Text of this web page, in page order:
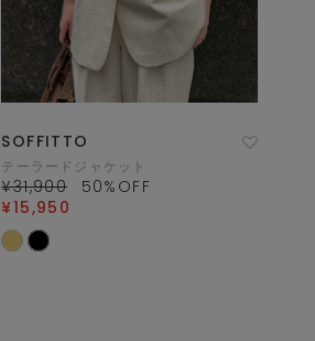
SOFFITTO
テーラードジャケット
¥31,900 50%OFF
¥15,950